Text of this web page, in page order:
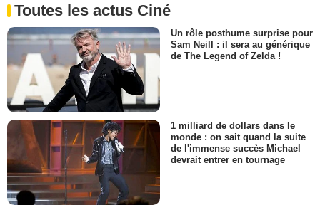
Toutes les actus Ciné
Un rôle posthume surprise pour
Sam Neill : il sera au générique
de The Legend of Zelda !
1 milliard de dollars dans le
monde : on sait quand la suite
de l'immense succès Michael
devrait entrer en tournage